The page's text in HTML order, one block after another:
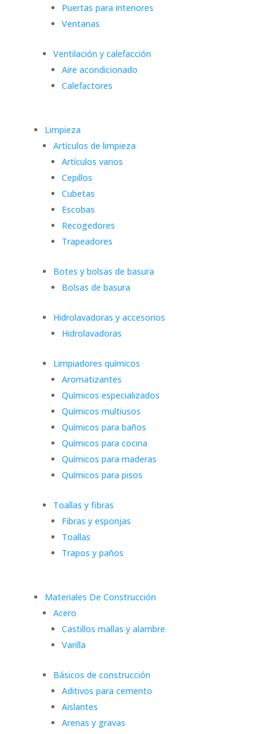
Puertas para interiores
Ventanas
Ventilación y calefacción
Aire acondicionado
Calefactores
Limpieza
Artículos de limpieza
Artículos varios
Cepillos
Cubetas
Escobas
Recogedores
Trapeadores
Botes y bolsas de basura
Bolsas de basura
Hidrolavadoras y accesorios
Hidrolavadoras
Limpiadores químicos
Aromatizantes
Químicos especializados
Químicos multiusos
Químicos para baños
Químicos para cocina
Químicos para maderas
Químicos para pisos
Toallas y fibras
Fibras y esponjas
Toallas
Trapos y paños
Materiales De Construcción
Acero
Castillos mallas y alambre
Varilla
Básicos de construcción
Aditivos para cemento
Aislantes
Arenas y gravas